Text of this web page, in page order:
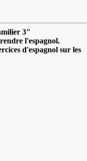
3"
l'espagnol.
d'espagnol sur les